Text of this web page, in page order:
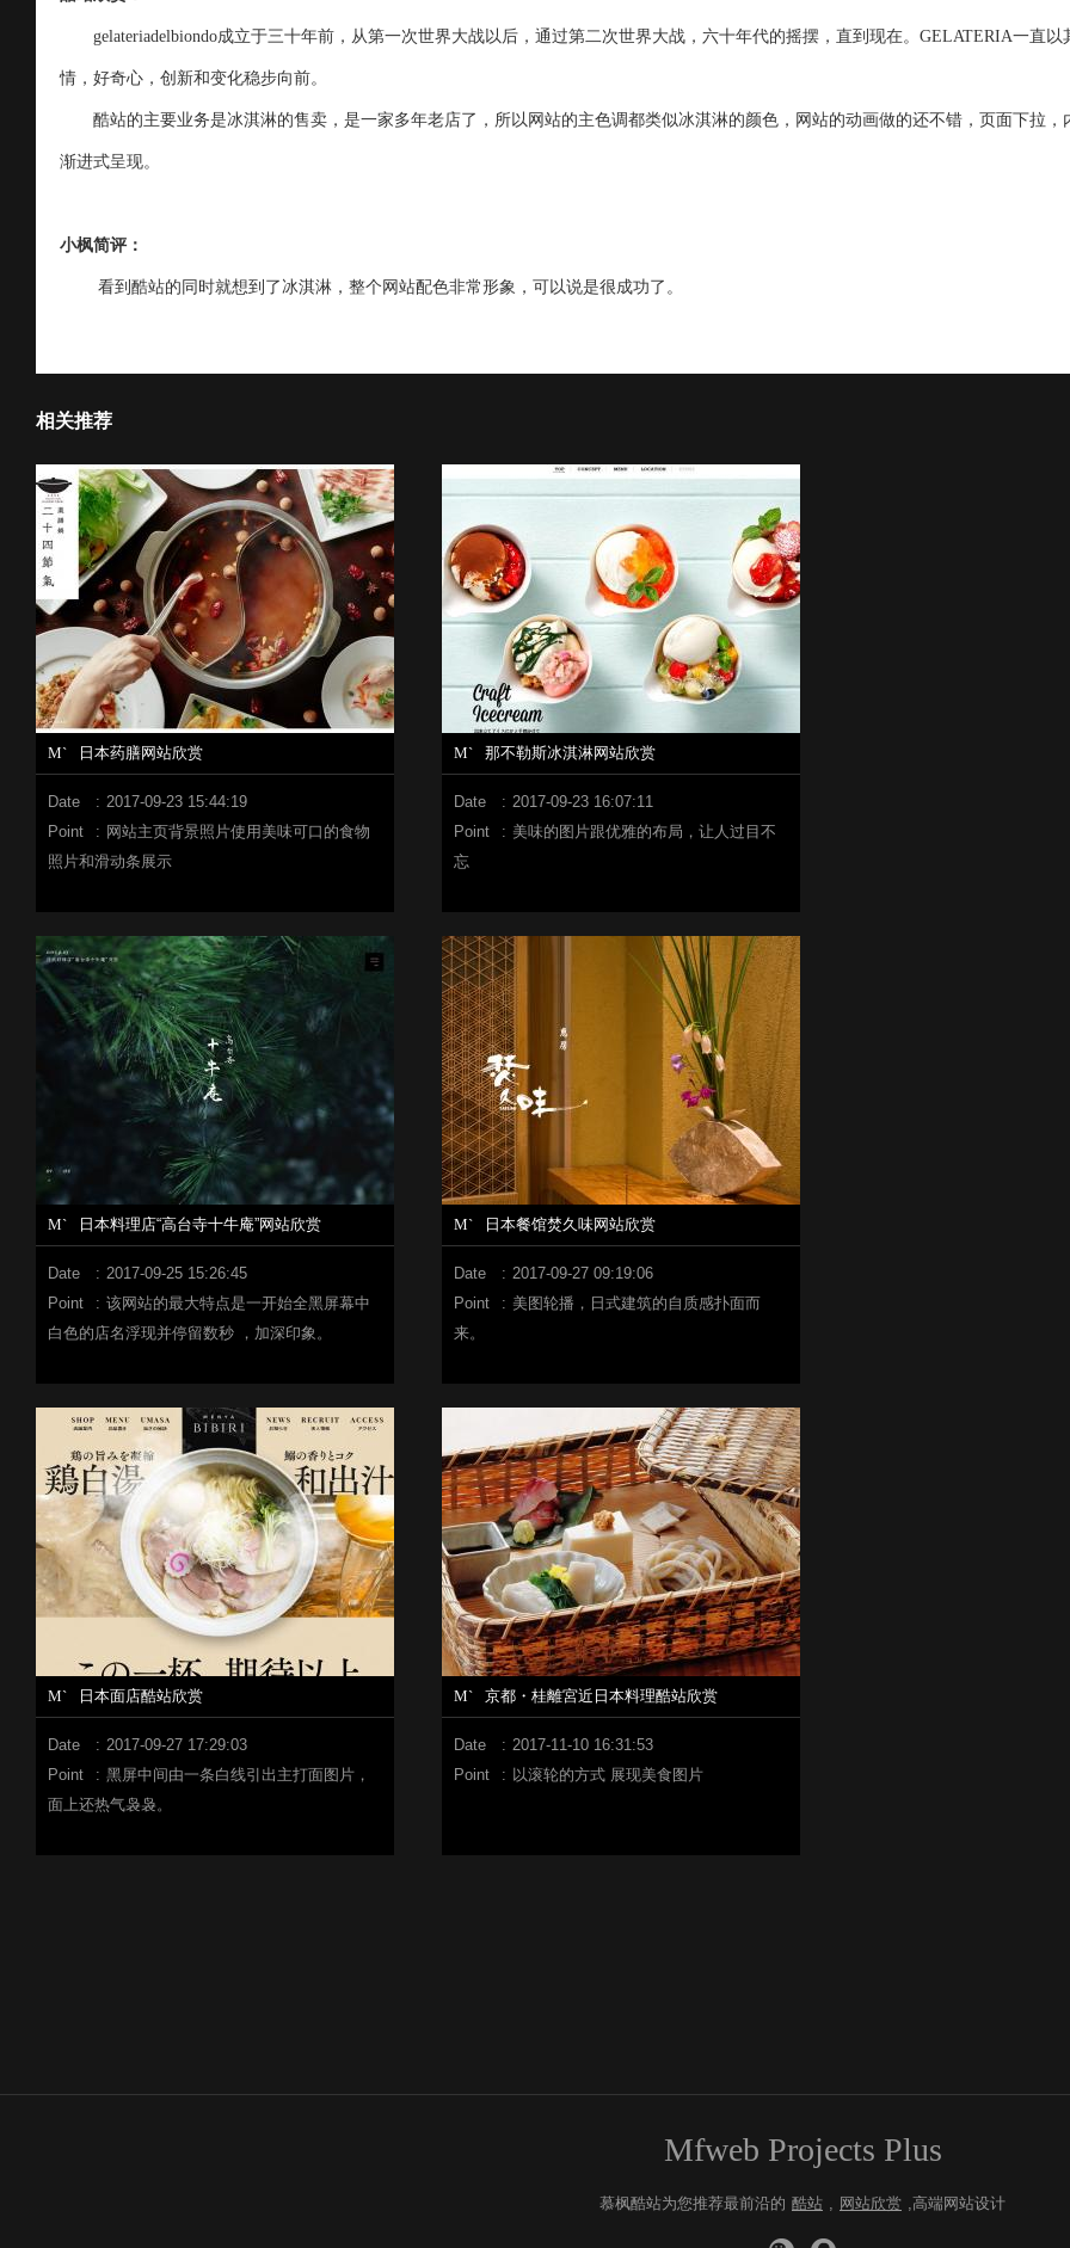
gelateriadelbiondo成立于三十年前，从第一次世界大战以后，通过第二次世界大战，六十年代的摇摆，直到现在。GELATERIA一直以
情，好奇心，创新和变化稳步向前。
酷站的主要业务是冰淇淋的售卖，是一家多年老店了，所以网站的主色调都类似冰淇淋的颜色，网站的动画做的还不错，页面下拉，
渐进式呈现。
小枫简评：
看到酷站的同时就想到了冰淇淋，整个网站配色非常形象，可以说是很成功了。
相关推荐
M` 日本药膳网站欣赏
Date : 2017-09-23 15:44:19
Point
: 网站主页背景照片使用美味可口的食物
照片和滑动条展示
M` 那不勒斯冰淇淋网站欣赏
Date : 2017-09-23 16:07:11
Point
: 美味的图片跟优雅的布局，让人过目不
忘
M` 日本料理店“高台寺十牛庵”网站欣赏
Date : 2017-09-25 15:26:45
Point
: 该网站的最大特点是一开始全黑屏幕中
白色的店名浮现并停留数秒 ，加深印象。
M` 日本餐馆焚久味网站欣赏
Date : 2017-09-27 09:19:06
Point
: 美图轮播，日式建筑的自质感扑面而
来。
M` 日本面店酷站欣赏
Date : 2017-09-27 17:29:03
Point
: 黑屏中间由一条白线引出主打面图片，
面上还热气袅袅。
M` 京都・桂離宮近日本料理酷站欣赏
Date : 2017-11-10 16:31:53
Point
: 以滚轮的方式 展现美食图片
Mfweb Projects Plus
慕枫酷站为您推荐最前沿的 酷站 , 网站欣赏 ,高端网站设计